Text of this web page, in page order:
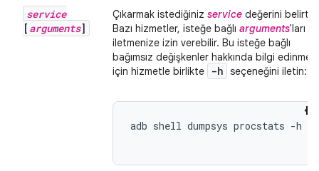
service
[ arguments]
Çıkarmak istediğiniz service değerini belirtin.
Bazı hizmetler, isteğe bağlı arguments'ları
iletmenize izin verebilir. Bu isteğe bağlı
bağımsız değişkenler hakkında bilgi edinmek
için hizmetle birlikte
-h seçeneğini iletin:
adb shell dumpsys procstats -h